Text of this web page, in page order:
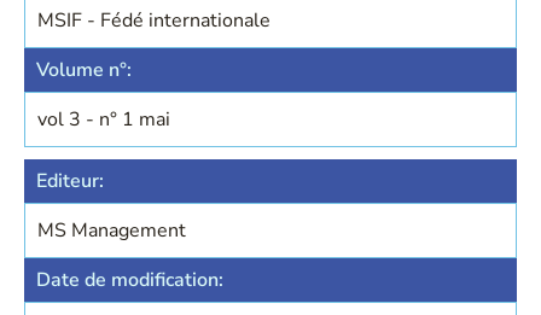
MSIF - Fédé internationale
Volume n°:
vol 3 - n° 1 mai
Editeur:
MS Management
Date de modification: